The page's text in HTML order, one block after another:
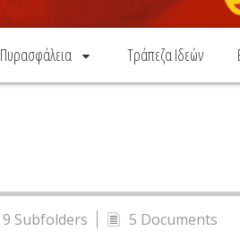
Πυρασφάλεια Τράπεζα Ιδεών
9 Subfolders 5 Documents